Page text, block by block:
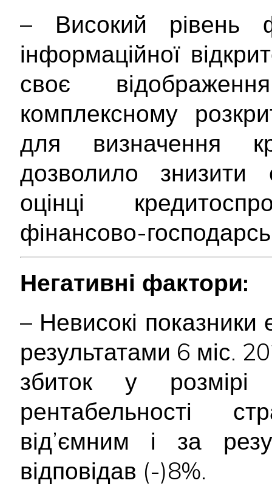
– Високий рівень
інформаційної
своє
комплексному
для визначення
дозволило знизити
оцінці
фінансово-
Негативні фактори:
– Невисокі показники
результатами 6 міс.
збиток у
рентабельності
від’ємним і за
відповідав (-)8%.